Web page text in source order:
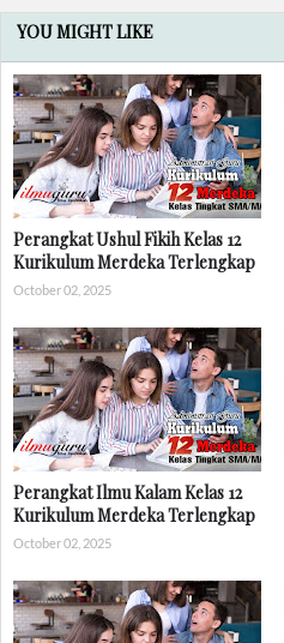
YOU MIGHT LIKE
Perangkat Ushul Fikih Kelas 12
Kurikulum Merdeka Terlengkap
October 02, 2025
Perangkat Ilmu Kalam Kelas 12
Kurikulum Merdeka Terlengkap
October 02, 2025